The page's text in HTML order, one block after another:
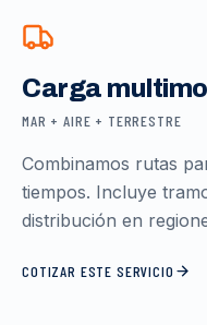
Carga
MAR + AIRE + TERRESTRE
Combinamos rutas
tiempos. Incluye
distribución en
COTIZAR ESTE SERVICIO